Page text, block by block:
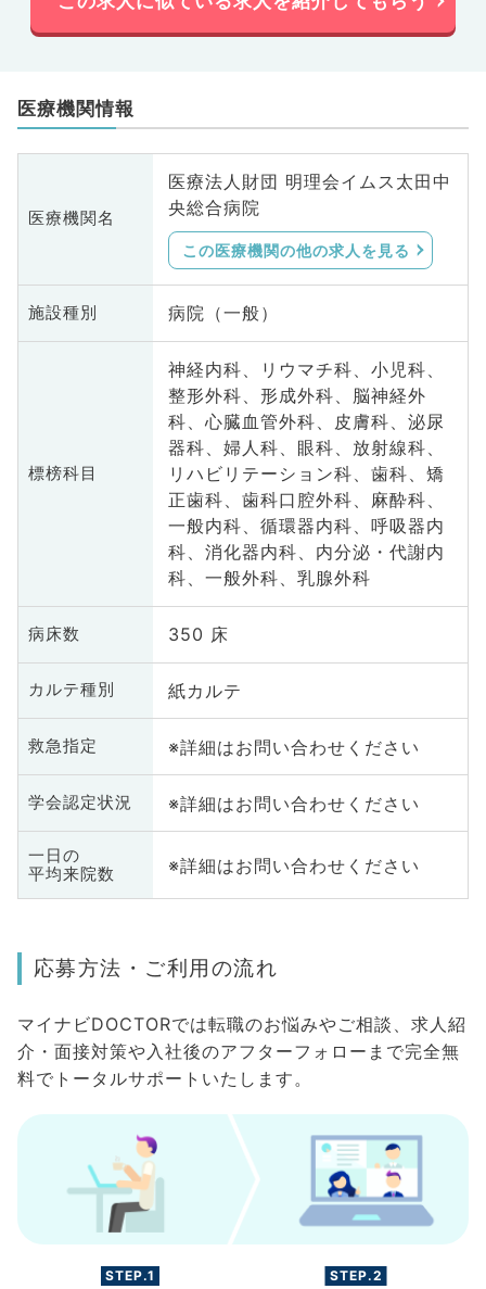
医療機関情報
医療機関名
医療法人財団 明理会イムス太田中
央総合病院
この医療機関の他の求人を見る
施設種別 病院（一般）
標榜科目
神経内科、リウマチ科、小児科、
整形外科、形成外科、脳神経外
科、心臓血管外科、皮膚科、泌尿
器科、婦人科、眼科、放射線科、
リハビリテーション科、歯科、矯
正歯科、歯科口腔外科、麻酔科、
一般内科、循環器内科、呼吸器内
科、消化器内科、内分泌・代謝内
科、一般外科、乳腺外科
病床数 350 床
カルテ種別 紙カルテ
救急指定 ※詳細はお問い合わせください
学会認定状況 ※詳細はお問い合わせください
一日の
平均来院数
※詳細はお問い合わせください
応募方法・ご利用の流れ
マイナビDOCTORでは転職のお悩みやご相談、求人紹
介・面接対策や入社後のアフターフォローまで完全無
料でトータルサポートいたします。
STEP.1 STEP.2